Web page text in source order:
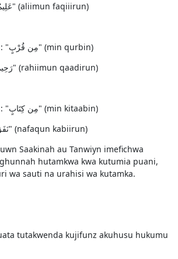
Tanwiyn: "عَلِيمٌ فَقِيرٌ" (aliimun faqiiirun)
Nuwn Saakinah: "مِن قُرْبٍ" (min qurbin)
Tanwiyn: "رَحِيمٌ قَادِرٌ" (rahiimun qaadirun)
Nuwn Saakinah: "مِن كِتَابٍ" (min kitaabin)
Tanwiyn: "نَفَقٌ كَبِيرٌ" (nafaqun kabiirun)
Saakinah au Tanwiyn imefichwa
hutamkwa kwa kutumia puani,
wa sauti na urahisi wa kutamka.
tutakwenda kujifunz akuhusu hukumu